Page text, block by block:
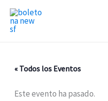
contenido
« Todos los Eventos
Este evento ha pasado.